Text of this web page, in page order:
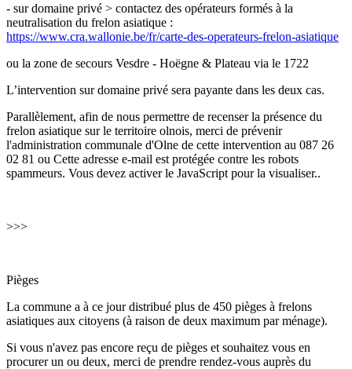
- sur domaine privé > contactez des opérateurs formés à la
neutralisation du frelon asiatique :
https://www.cra.wallonie.be/fr/carte-des-operateurs-frelon-asiatique
ou la zone de secours Vesdre - Hoëgne & Plateau via le 1722
L’intervention sur domaine privé sera payante dans les deux cas.
Parallèlement, afin de nous permettre de recenser la présence du
frelon asiatique sur le territoire olnois, merci de prévenir
l'administration communale d'Olne de cette intervention au 087 26
02 81 ou Cette adresse e-mail est protégée contre les robots
spammeurs. Vous devez activer le JavaScript pour la visualiser..
>>>
Pièges
La commune a à ce jour distribué plus de 450 pièges à frelons
asiatiques aux citoyens (à raison de deux maximum par ménage).
Si vous n'avez pas encore reçu de pièges et souhaitez vous en
procurer un ou deux, merci de prendre rendez-vous auprès du